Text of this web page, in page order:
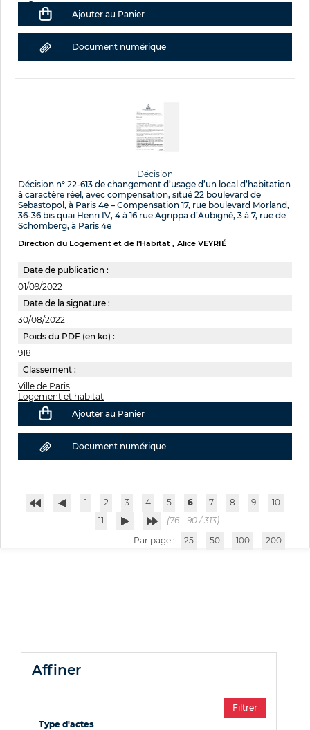
Ajouter au Panier
Document numérique
Décision
Décision n° 22-613 de changement d’usage d’un local d’habitation
à caractère réel, avec compensation, situé 22 boulevard de
Sebastopol, à Paris 4e – Compensation 17, rue boulevard Morland,
36-36 bis quai Henri IV, 4 à 16 rue Agrippa d’Aubigné, 3 à 7, rue de
Schomberg, à Paris 4e
Direction du Logement et de l'Habitat Alice VEYRIÉ
Date de publication :
01/09/2022
Date de la signature :
30/08/2022
Poids du PDF (en ko) :
918
Classement :
Ville de Paris
Logement et habitat
Ajouter au Panier
Document numérique
1 2 3 4 5 6 7 8 9
10
11
(76 - 90 / 313)
Par page :
25 50 100 200
affiner
Type d'actes